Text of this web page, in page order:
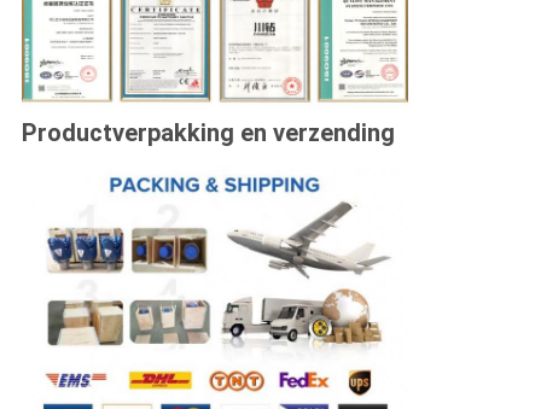
Productverpakking en verzending